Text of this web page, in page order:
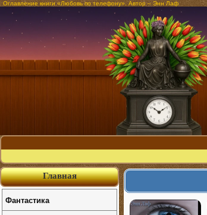
Оглавление книги «Любовь по телефону». Автор – Энн Лаф
Главная
Фантастика